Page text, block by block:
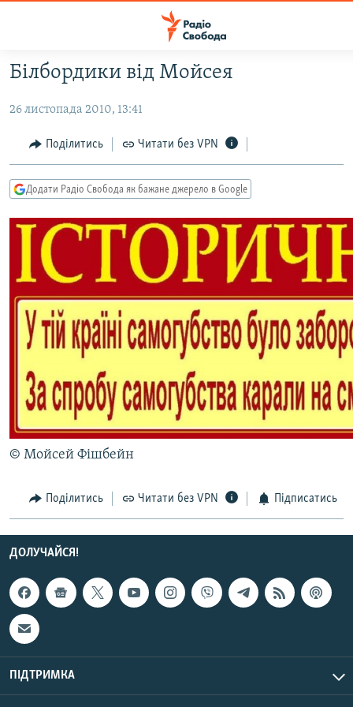
Перейти
до
основного
Перейти
до
основної
навігації
Перейти
пошуку
РАДІО СВОБОДА – 70 РОКІВ
ВСЕ ЗА ДОБУ
СТАТТІ
ЕКОНОМІКА
СУСПІЛЬСТВО
КУЛЬТУРА
СПОРТ
УКРАЇНА
СВІТ
ВІЙНА
РОСІЙСЬКА «ФІЛЬТРАЦІЯ»
ДОНБАС.РЕАЛІЇ
КРИМ.РЕАЛІЇ
ТИ ЯК?
СХЕМИ
КИТАЙ.ВИКЛИКИ
МУЛЬТИМЕДІА
ФОТО
СПЕЦПРОЄКТИ
ПОДКАСТИ
КРИМ РЕАЛІЇ
РУС
УКР
ДОЛУЧАЙСЯ!
Білбордики від Мойсея
26 листопада 2010, 13:41
Поділитись Читати без VPN
Додати Радіо Свобода як бажане джерело в Google
© Мойсей Фішбейн
Поділитись Читати без VPN Підписатись
ДОЛУЧАЙСЯ!
ПІДТРИМКА